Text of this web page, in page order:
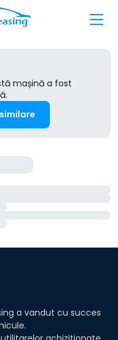
mașină a fost
a vandut cu succes